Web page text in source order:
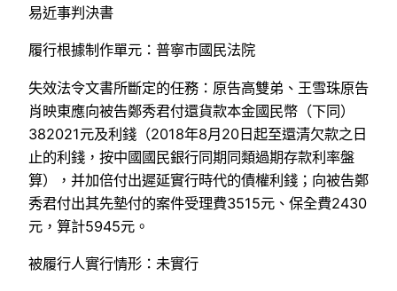
易近事判決書
履行根據制作單元：普寧市國民法院
失效法令文書所斷定的任務：原告高雙弟、王雪珠原告
肖映東應向被告鄭秀君付還貨款本金國民幣（下同）
382021元及利錢（2018年8月20日起至還清欠款之日
止的利錢，按中國國民銀行同期同類過期存款利率盤
算），并加倍付出遲延實行時代的債權利錢；向被告鄭
秀君付出其先墊付的案件受理費3515元、保全費2430
元，算計5945元。
被履行人實行情形：未實行